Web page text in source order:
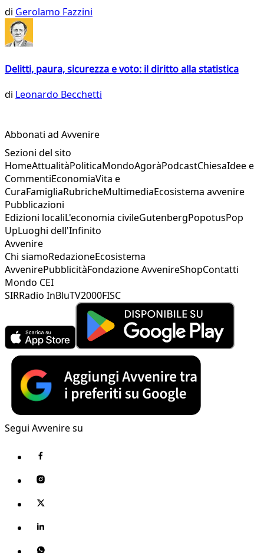
di Gerolamo Fazzini
Delitti, paura, sicurezza e voto: il diritto alla statistica
di Leonardo Becchetti
Abbonati ad Avvenire
Sezioni del sito
HomeAttualitàPoliticaMondoAgoràPodcastChiesaIdee e
CommentiEconomiaVita e
CuraFamigliaRubricheMultimediaEcosistema avvenire
Pubblicazioni
Edizioni localiL'economia civileGutenbergPopotusPop
UpLuoghi dell'Infinito
Avvenire
Chi siamoRedazioneEcosistema
AvvenirePubblicitàFondazione AvvenireShopContatti
Mondo CEI
SIRRadio InBluTV2000FISC
Segui Avvenire su